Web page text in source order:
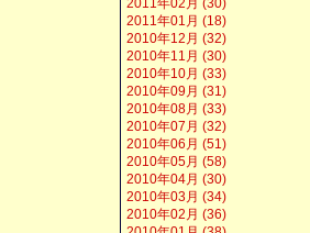
2011年02月 (30)
2011年01月 (18)
2010年12月 (32)
2010年11月 (30)
2010年10月 (33)
2010年09月 (31)
2010年08月 (33)
2010年07月 (32)
2010年06月 (51)
2010年05月 (58)
2010年04月 (30)
2010年03月 (34)
2010年02月 (36)